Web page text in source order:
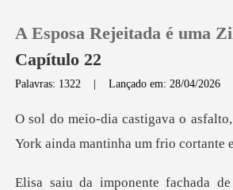
A Esposa Rejeitada é uma
Capítulo 22
Palavras: 1322 |Lançado em: 28/04/2026
York ainda man